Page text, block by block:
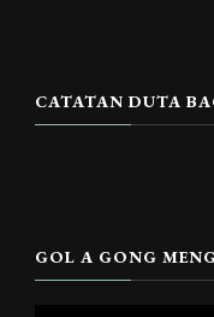
CATATAN DUTA
GOL A GONG